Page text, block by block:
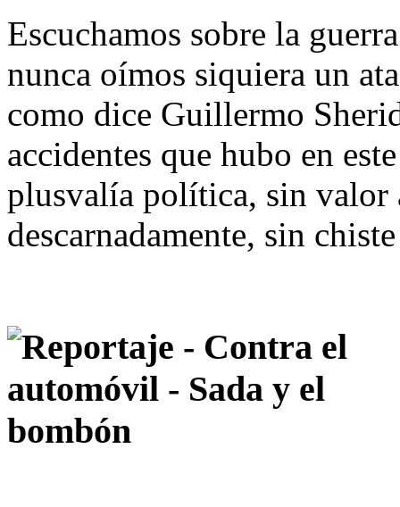
Escuchamos sobre la
nunca oímos siquiera un
como dice Guillermo
accidentes que hubo en
plusvalía política, sin valor
descarnadamente, sin